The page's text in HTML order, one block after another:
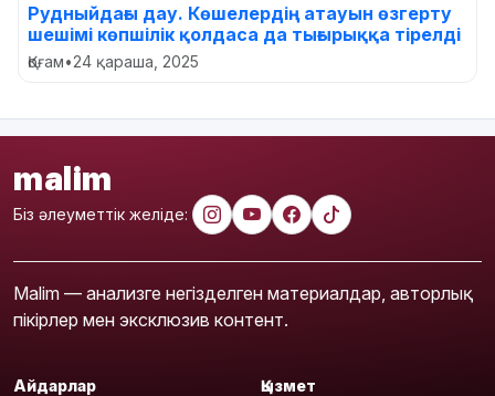
Рудныйдағы дау. Көшелердің атауын өзгерту
шешімі көпшілік қолдаса да тығырыққа тірелді
Қоғам•24 қараша, 2025
malim
Біз әлеуметтік желіде:
Malim — анализге негізделген материалдар, авторлық
пікірлер мен эксклюзив контент.
Айдарлар Қызмет